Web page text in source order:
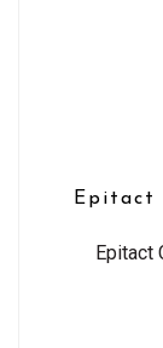
Epitact
Epitact